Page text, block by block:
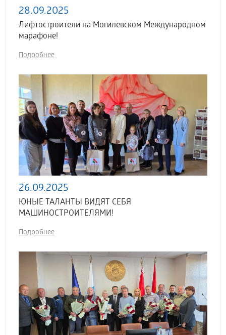
28.09.2025
Лифтостроители на Могилевском Международном
марафоне!
Подробнее
26.09.2025
ЮНЫЕ ТАЛАНТЫ ВИДЯТ СЕБЯ
МАШИНОСТРОИТЕЛЯМИ!
Подробнее